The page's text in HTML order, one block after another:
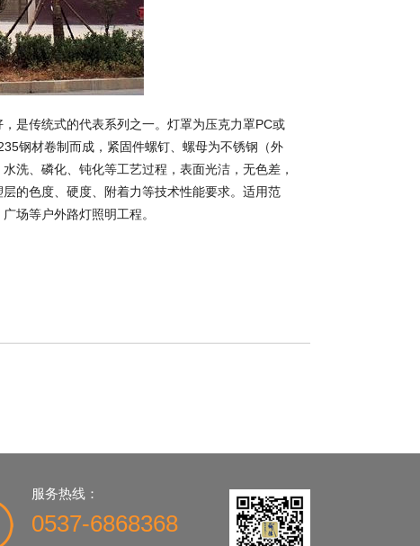
是传统式的代表系列之一。灯罩为压克力罩PC或
钢材卷制而成，紧固件螺钉、螺母为不锈钢（外
洗、磷化、钝化等工艺过程，表面光洁，无色差，
的色度、硬度、附着力等技术性能要求。适用范
场等户外路灯照明工程。
服务热线：
0537-6868368